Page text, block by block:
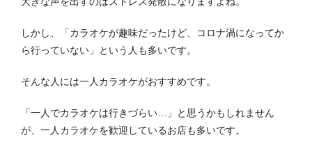
しかし、「カラオケが趣味だったけど、コロナ渦になってか
ら行っていない」という人も多いです。
そんな人には一人カラオケがおすすめです。
「一人でカラオケは行きづらい…」と思うかもしれません
が、一人カラオケを歓迎しているお店も多いです。